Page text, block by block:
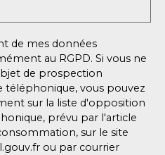
de mes données
au RGPD. Si vous ne
de prospection
téléphonique, vous pouvez
sur la liste d'opposition
prévu par l'article
sur le site
ou par courrier